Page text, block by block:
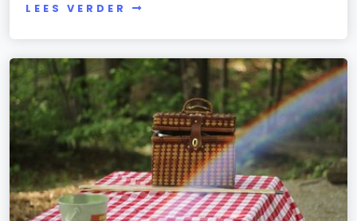
LEES VERDER